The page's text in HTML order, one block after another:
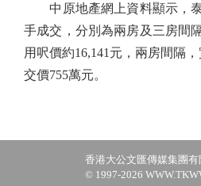
中原地產網上資料顯示，泰
手成交，分別為兩房及三房間
用呎價約16,141元，兩房間隔
交價755萬元。
香港大公文匯傳媒集團
© 1997-2026